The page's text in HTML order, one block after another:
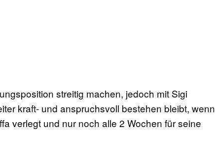
streitig machen, jedoch mit Sigi
kraft- und anspruchsvoll bestehen bleibt, wenn
verlegt und nur noch alle 2 Wochen für seine